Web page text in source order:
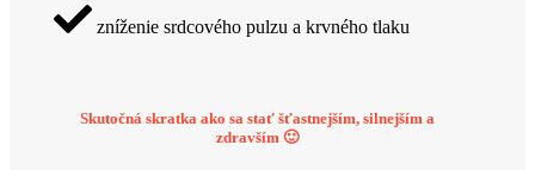
zníženie srdcového pulzu a krvného tlaku
Skutočná skratka ako sa stať šťastnejším, silnejším a
zdravším 🙂